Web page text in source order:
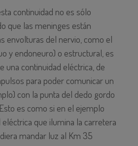
continuidad no es sólo
que las meninges están
envolturas del nervio, como el
y endoneuro) o estructural, es
una continuidad eléctrica, de
para poder comunicar un
con la punta del dedo gordo
es como si en el ejemplo
que ilumina la carretera
mandar luz al Km 35